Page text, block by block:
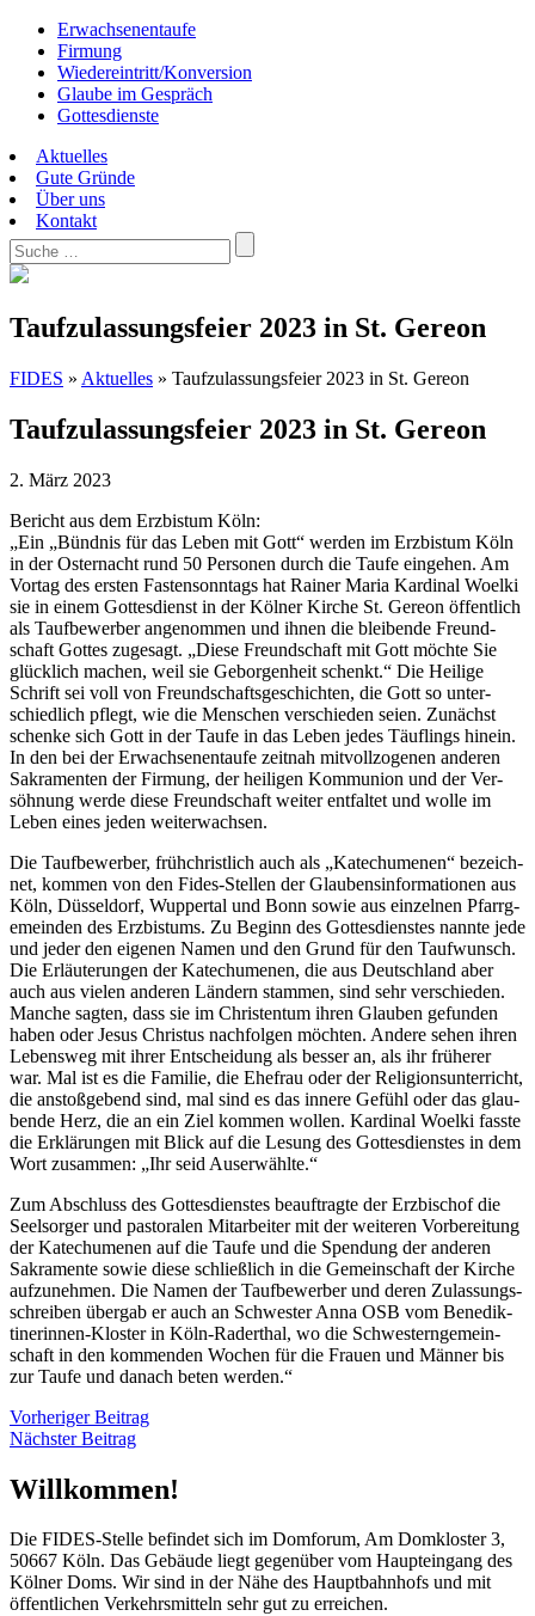
Erwachsenentaufe
Firmung
Wiedereintritt/Konversion
Glaube im Gespräch
Gottesdienste
Aktuelles
Gute Gründe
Über uns
Kontakt
Taufzulassungsfeier 2023 in St. Gereon
FIDES » Aktuelles » Taufzulassungsfeier 2023 in St. Gereon
Taufzulassungsfeier 2023 in St. Gereon
2. März 2023
Bericht aus dem Erzbistum Köln:
„Ein „Bündnis für das Leben mit Gott“ werden im Erz­bistum Köln
in der Oster­nacht rund 50 Personen durch die Taufe eingehen. Am
Vortag des ersten Fasten­sonntags hat Rainer Maria Kardinal Woelki
sie in einem Gottes­dienst in der Kölner Kirche St. Gereon öffent­lich
als Tauf­bewerber an­genommen und ihnen die bleibende Freund­
schaft Gottes zugesagt. „Diese Freund­schaft mit Gott möchte Sie
glück­lich machen, weil sie Geborgen­heit schenkt.“ Die Heilige
Schrift sei voll von Freund­schafts­ge­schichten, die Gott so unter­
schied­lich pflegt, wie die Men­schen ver­schieden seien. Zu­nächst
schenke sich Gott in der Taufe in das Leben jedes Täuf­lings hinein.
In den bei der Erwachsenen­taufe zeitnah mit­voll­zogenen anderen
Sakra­menten der Fir­mung, der heiligen Kommunion und der Ver­
söhnung werde diese Freund­schaft weiter ent­faltet und wolle im
Leben eines jeden weiterwachsen.
Die Tauf­bewerber, früh­christlich auch als „Katechumenen“ bezeich­
net, kommen von den Fides-Stellen der Glaubens­informa­tionen aus
Köln, Düsseldorf, Wupper­tal und Bonn sowie aus einzelnen Pfarrg­
emeinden des Erz­bistums. Zu Beginn des Gottes­dienstes nannte jede
und jeder den eigenen Namen und den Grund für den Tauf­wunsch.
Die Er­läuterungen der Kate­chumenen, die aus Deutsch­land aber
auch aus vielen anderen Län­dern stammen, sind sehr ver­schieden.
Manche sagten, dass sie im Christen­tum ihren Glauben gefunden
haben oder Jesus Christus nach­folgen möchten. Andere sehen ihren
Lebensweg mit ihrer Ent­scheidung als besser an, als ihr früherer
war. Mal ist es die Familie, die Ehe­frau oder der Religions­unterricht,
die anstoß­gebend sind, mal sind es das innere Gefühl oder das glau­
bende Herz, die an ein Ziel kommen wollen. Kardinal Woelki fasste
die Er­klärungen mit Blick auf die Lesung des Gottes­dienstes in dem
Wort zusammen: „Ihr seid Auserwählte.“
Zum Abschluss des Gottes­dienstes beauf­tragte der Erz­bischof die
Seel­sorger und pastoralen Mit­arbeiter mit der weiteren Vor­bereitung
der Kate­chumenen auf die Taufe und die Spen­dung der anderen
Sakra­mente sowie diese schließ­lich in die Gemein­schaft der Kirche
auf­zunehmen. Die Namen der Tauf­bewerber und deren Zulassungs­
schreiben übergab er auch an Schwester Anna OSB vom Benedik­
tiner­innen-Kloster in Köln-Raderthal, wo die Schwestern­gemein­
schaft in den kommenden Wochen für die Frauen und Männer bis
zur Taufe und danach beten werden.“
Vorheriger Beitrag
Nächster Beitrag
Willkommen!
Die FIDES-Stelle befindet sich im Domforum, Am Domkloster 3,
50667 Köln. Das Gebäude liegt gegenüber vom Haupteingang des
Kölner Doms. Wir sind in der Nähe des Hauptbahnhofs und mit
öffentlichen Verkehrsmitteln sehr gut zu erreichen.